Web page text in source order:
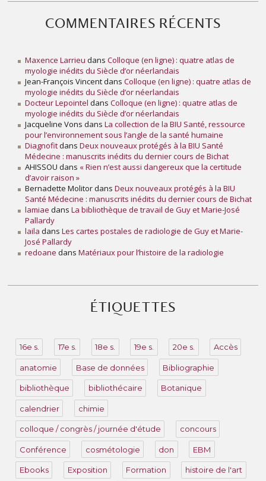
COMMENTAIRES RÉCENTS
Maxence Larrieu dansColloque (en ligne) : quatre atlas de
myologie inédits du Siècle d’or néerlandais
Jean-François VincentdansColloque (en ligne) : quatre atlas de
myologie inédits du Siècle d’or néerlandais
Docteur Lepointel dansColloque (en ligne) : quatre atlas de
myologie inédits du Siècle d’or néerlandais
Jacqueline Vons dansLa collection de la BIU Santé, ressource
pour l’environnement sous l’angle de la santé humaine
DiagnofitdansDeux nouveaux protégés à la BIU Santé
Médecine : manuscrits inédits du dernier cours de Bichat
AHISSOU dans « Rien n’est aussi dangereux que la certitude
d’avoir raison »
Bernadette MolitordansDeux nouveaux protégés à la BIU
Santé Médecine : manuscrits inédits du dernier cours de Bichat
lamiae dansLa bibliothèque de travail de Guy et Marie-José
Pallardy
laila dansLes cartes postales de radiologie de Guy et Marie-
José Pallardy
redoane dansMatériaux pour l’histoire de la radiologie
ÉTIQUETTES
16e s. 17e s. 18e s. 19e s. 20e s. Accès
anatomie Base de données Bibliographie
bibliothèque bibliothécaire Botanique
calendrier chimie
colloque / congrès / journée d'étude concours
Conférence cosmétologie don EBM
Ebooks Exposition Formation histoire de l'art